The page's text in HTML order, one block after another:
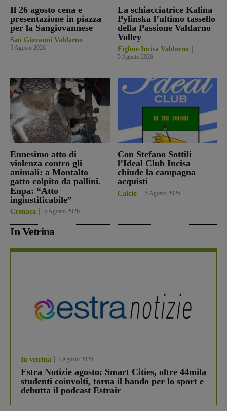
Il 26 agosto cena e
presentazione in piazza
per la Sangiovannese
San Giovanni Valdarno
5 Agosto 2026
La schiacciatrice Kalina
Pylinska l’ultimo tassello
della Passione Valdarno
Volley
Figline Incisa Valdarno
5 Agosto 2026
Ennesimo atto di
violenza contro gli
animali: a Montalto
gatto colpito da pallini.
Enpa: “Atto
ingiustificabile”
Cronaca 5 Agosto 2026
Con Stefano Sottili
l’Ideal Club Incisa
chiude la campagna
acquisti
Calcio 5 Agosto 2026
In Vetrina
In vetrina 3 Agosto 2026
Estra Notizie agosto: Smart Cities, oltre 44mila
studenti coinvolti, torna il bando per lo sport e
debutta il podcast Estrair